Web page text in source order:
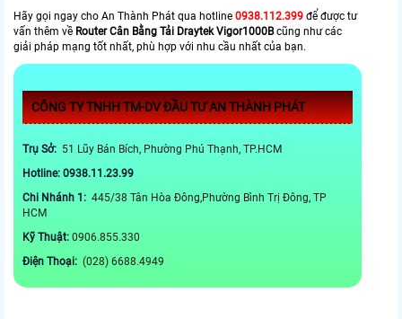
Hãy gọi ngay cho An Thành Phát qua hotline 0938.112.399 để được tư
vấn thêm về Router Cân Bằng Tải Draytek Vigor1000Bcũng như các
giải pháp mạng tốt nhất, phù hợp với nhu cầu nhất của bạn.
CÔNG TY TNHH TM-DV ĐẦU TƯ AN THÀNH PHÁT
Trụ Sở: 51 Lũy Bán Bích, Phường Phú Thạnh, TP.HCM
Hotline: 0938.11.23.99
Chi Nhánh 1: 445/38 Tân Hòa Đông,Phường Bình Trị Đông, TP
HCM
Kỹ Thuật: 0906.855.330
Điện Thoại: (028) 6688.4949